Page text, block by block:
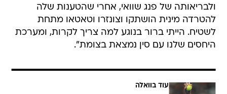
ולבריאותה של פנג שוואי, אחרי שהטענות שלה
להטרדה מינית הושתקו וצונזרו וטאטאו מתחת
לשטיח. הייתי ברור בנוגע למה צריך לקרות, ומערכת
היחסים שלנו עם סין נמצאת בצומת".
עוד בוואלה